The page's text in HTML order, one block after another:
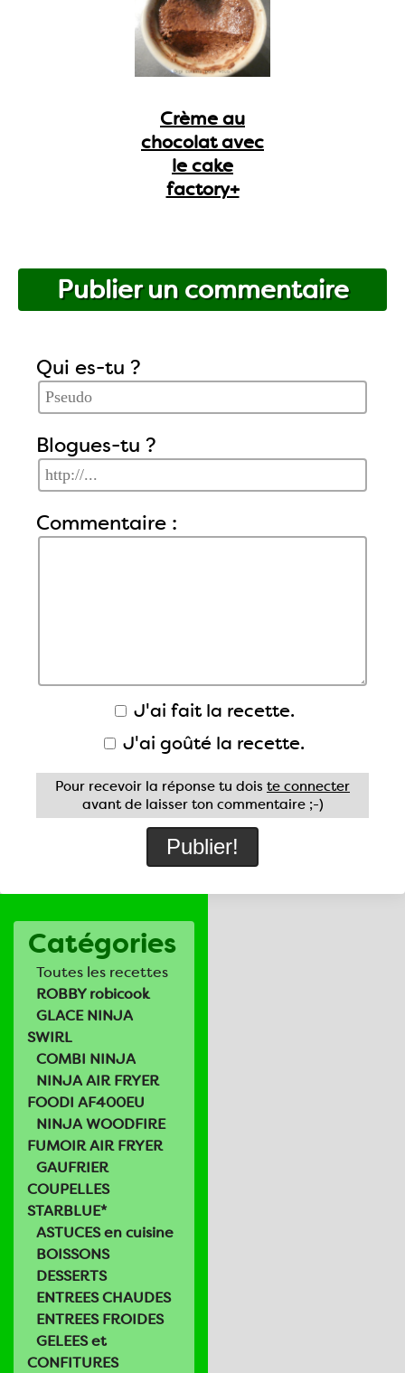
Catégories
Toutes les recettes
ROBBY robicook
GLACE NINJA
SWIRL
COMBI NINJA
NINJA AIR FRYER
FOODI AF400EU
NINJA WOODFIRE
FUMOIR AIR FRYER
GAUFRIER
COUPELLES
STARBLUE*
ASTUCES en cuisine
BOISSONS
DESSERTS
ENTREES CHAUDES
ENTREES FROIDES
GELEES et
CONFITURES
Crème au
chocolat avec
le cake
factory+
Publier un commentaire
Qui es-tu ?
Blogues-tu ?
Commentaire :
J'ai fait la recette.
J'ai goûté la recette.
Pour recevoir la réponse tu dois te connecter
avant de laisser ton commentaire ;-)